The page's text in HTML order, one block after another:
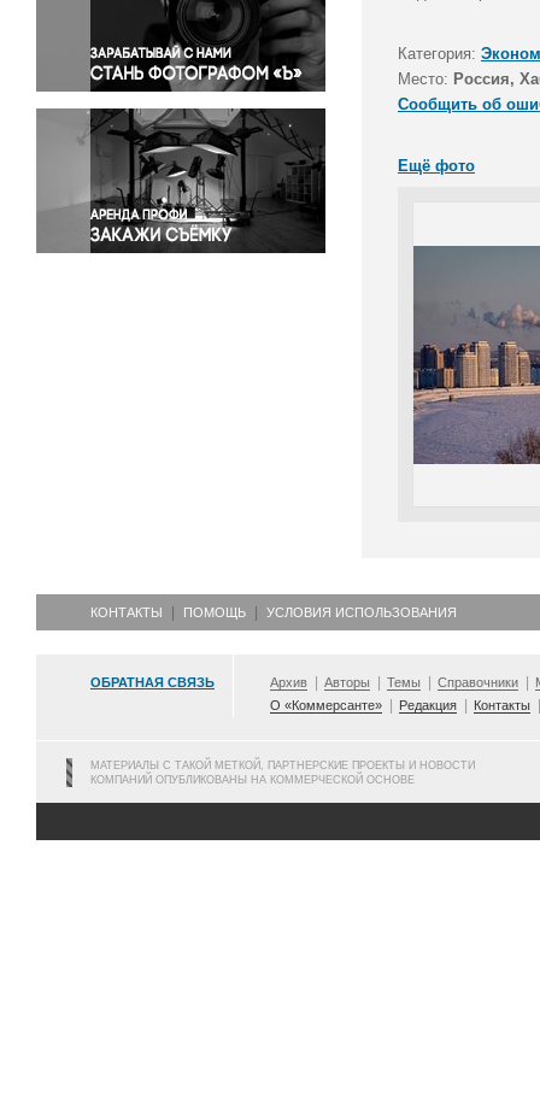
Правосудие
Происшествия и конфликты
Религия
Светская жизнь
Спорт
Экология
Экономика и бизнес
Категория:
Место: Россия,
Сообщить об
Ещё фото
КОНТАКТЫ ПОМОЩЬ УСЛОВИЯ ИСПОЛЬЗОВАНИЯ
ОБРАТНАЯ СВЯЗЬ Архив Авторы Темы Справочники
О «Коммерсанте»
Редакция Контакты
МАТЕРИАЛЫ С ТАКОЙ МЕТКОЙ, ПАРТНЕРСКИЕ ПРОЕКТЫ И НОВОСТИ
КОМПАНИЙ ОПУБЛИКОВАНЫ НА КОММЕРЧЕСКОЙ ОСНОВЕ